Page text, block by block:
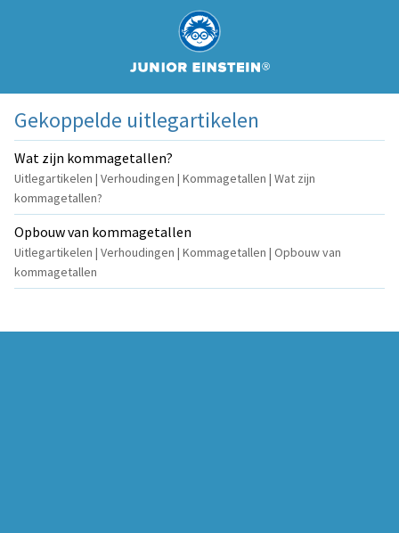
Gekoppelde uitlegartikelen
Wat zijn kommagetallen?
Uitlegartikelen | Verhoudingen | Kommagetallen | Wat zijn
kommagetallen?
Opbouw van kommagetallen
Uitlegartikelen | Verhoudingen | Kommagetallen | Opbouw van
kommagetallen